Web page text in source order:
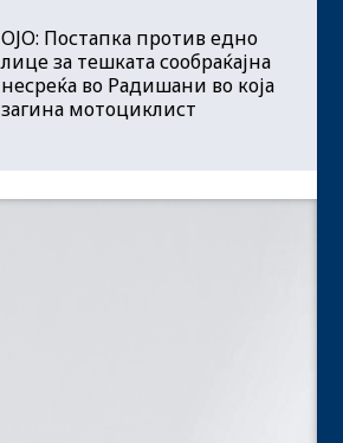
ОЈО: Постапка против едно
лице за тешката сообраќајна
несреќа во Радишани во која
загина мотоциклист